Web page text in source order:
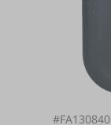
#FA130840